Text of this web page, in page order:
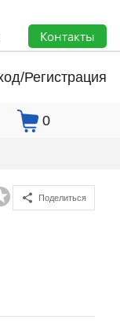
Контакты
/Регистрация
0
Поделиться